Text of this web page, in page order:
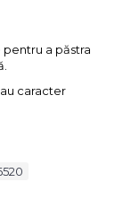
a păstra
caracter